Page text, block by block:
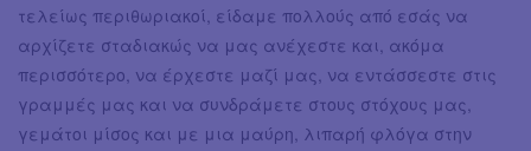
τελείως περιθωριακοί, είδαμε πολλούς από εσάς να
αρχίζετε σταδιακώς να μας ανέχεστε και, ακόμα
περισσότερο, να έρχεστε μαζί μας, να εντάσσεστε στις
γραμμές μας και να συνδράμετε στους στόχους μας,
γεμάτοι μίσος και με μια μαύρη, λιπαρή φλόγα στην